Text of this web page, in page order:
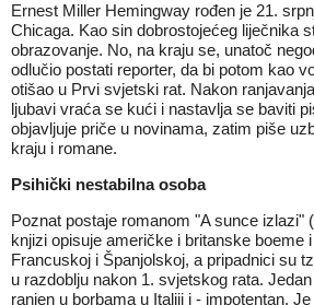
Ernest Miller Hemingway rođen je 21.
Chicaga. Kao sin dobrostojećeg liječnika
obrazovanje. No, na kraju se, unatoč
odlučio postati reporter, da bi potom kao
otišao u Prvi svjetski rat. Nakon
ljubavi vraća se kući i nastavlja se baviti
objavljuje priče u novinama, zatim piše
kraju i romane.
Psihički nestabilna osoba
Poznat postaje romanom "A sunce izlazi"
knjizi opisuje američke i britanske boeme
Francuskoj i Španjolskoj, a pripadnici su
u razdoblju nakon 1. svjetskog rata.
ranjen u borbama u Italiji i - impotentan.